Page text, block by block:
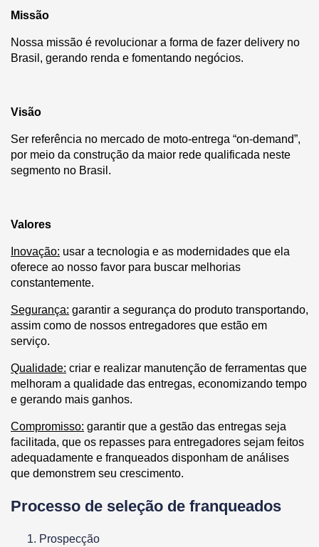
Missão
Nossa missão é revolucionar a forma de fazer delivery no
Brasil, gerando renda e fomentando negócios.
Visão
Ser referência no mercado de moto-entrega “on-demand”,
por meio da construção da maior rede qualificada neste
segmento no Brasil.
Valores
Inovação: usar a tecnologia e as modernidades que ela
oferece ao nosso favor para buscar melhorias
constantemente.
Segurança: garantir a segurança do produto transportando,
assim como de nossos entregadores que estão em
serviço.
Qualidade: criar e realizar manutenção de ferramentas que
melhoram a qualidade das entregas, economizando tempo
e gerando mais ganhos.
Compromisso: garantir que a gestão das entregas seja
facilitada, que os repasses para entregadores sejam feitos
adequadamente e franqueados disponham de análises
que demonstrem seu crescimento.
Processo de seleção de franqueados
Prospecção